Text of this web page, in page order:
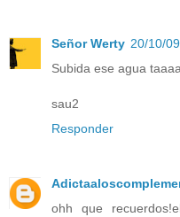
Señor Werty 20/10/
Subida ese agua
sau2
Responder
ohh que